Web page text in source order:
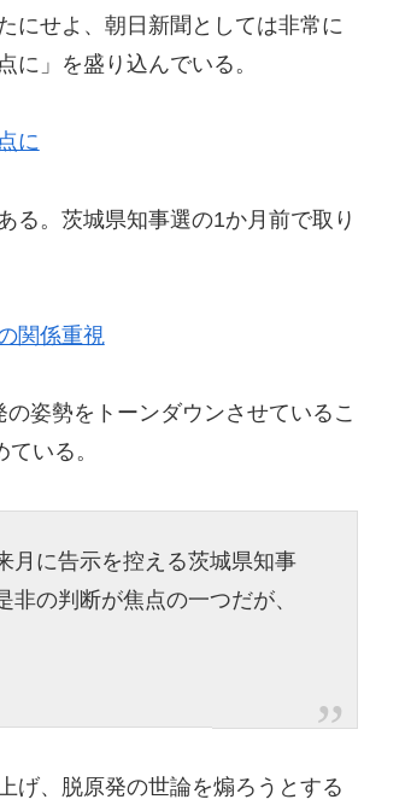
にせよ、朝日新聞としては非常に
に」を盛り込んでいる。
に
る。茨城県知事選の1か月前で取り
関係重視
姿勢をトーンダウンさせているこ
いる。
月に告示を控える茨城県知事
の判断が焦点の一つだが、
げ、脱原発の世論を煽ろうとする